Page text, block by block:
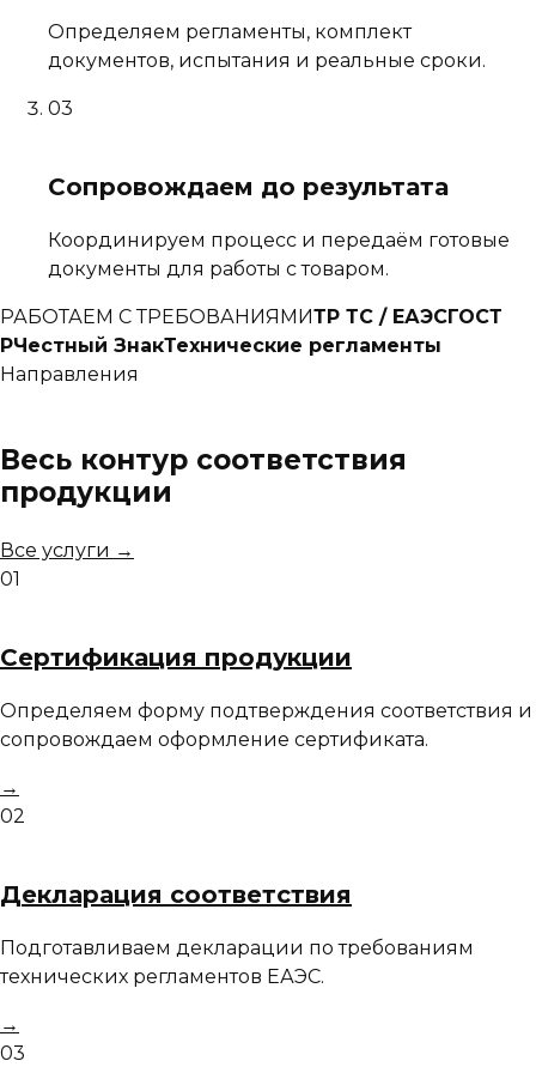
Определяем регламенты, комплект
документов, испытания и реальные сроки.
03
Сопровождаем до результата
Координируем процесс и передаём готовые
документы для работы с товаром.
РАБОТАЕМ С ТРЕБОВАНИЯМИТР ТС / ЕАЭСГОСТ
РЧестный ЗнакТехнические регламенты
Направления
Весь контур соответствия
продукции
Все услуги →
01
Сертификация продукции
Определяем форму подтверждения соответствия и
сопровождаем оформление сертификата.
→
02
Декларация соответствия
Подготавливаем декларации по требованиям
технических регламентов ЕАЭС.
→
03